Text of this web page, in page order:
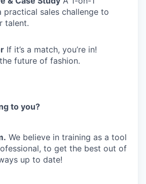
practical sales challenge to
talent.
If it’s a match, you’re in!
future of fashion.
to you?
We believe in training as a tool
to get the best out of
up to date!